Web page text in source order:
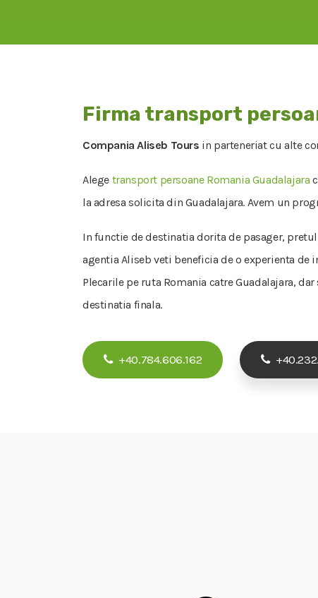
Firma transport
Compania Aliseb Tours in parteneriat cu alte
Alege transport persoane Romania Guadalajara
la adresa solicita din Guadalajara. Avem un
In functie de destinatia dorita de pasager,
agentia Aliseb veti beneficia de o experienta de
Plecarile pe ruta Romania catre Guadalajara,
destinatia finala.
+40.784.606.162